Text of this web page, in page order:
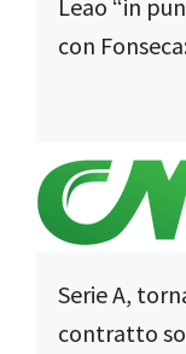
Leao “in
con
Serie A,
contratto